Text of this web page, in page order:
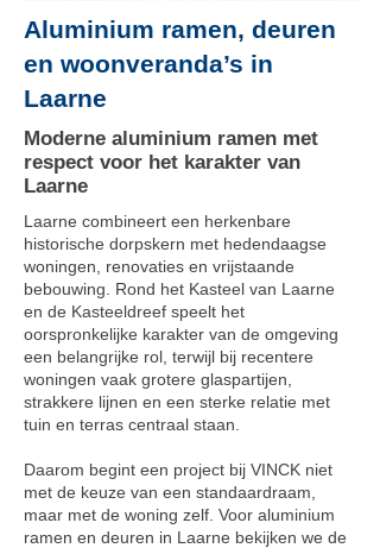
Aluminium ramen, deuren
en woonveranda’s in
Laarne
Moderne aluminium ramen met
respect voor het karakter van
Laarne
Laarne combineert een herkenbare
historische dorpskern met hedendaagse
woningen, renovaties en vrijstaande
bebouwing. Rond het Kasteel van Laarne
en de Kasteeldreef speelt het
oorspronkelijke karakter van de omgeving
een belangrijke rol, terwijl bij recentere
woningen vaak grotere glaspartijen,
strakkere lijnen en een sterke relatie met
tuin en terras centraal staan.
Daarom begint een project bij VINCK niet
met de keuze van een standaardraam,
maar met de woning zelf. Voor aluminium
ramen en deuren in Laarne bekijken we de